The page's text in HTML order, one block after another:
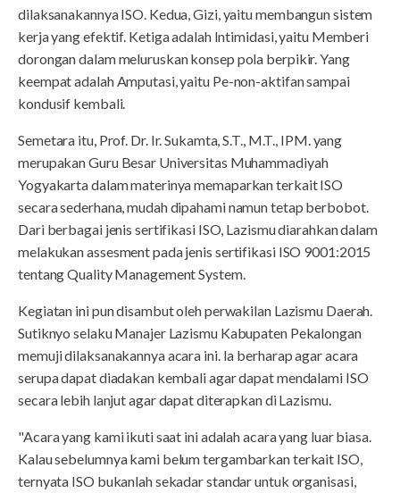
dilaksanakannya ISO. Kedua, Gizi, yaitu membangun sistem
kerja yang efektif. Ketiga adalah Intimidasi, yaitu Memberi
dorongan dalam meluruskan konsep pola berpikir. Yang
keempat adalah Amputasi, yaitu Pe-non-aktifan sampai
kondusif kembali.
Semetara itu, Prof. Dr. Ir. Sukamta, S.T., M.T., IPM. yang
merupakan Guru Besar Universitas Muhammadiyah
Yogyakarta dalam materinya memaparkan terkait ISO
secara sederhana, mudah dipahami namun tetap berbobot.
Dari berbagai jenis sertifikasi ISO, Lazismu diarahkan dalam
melakukan assesment pada jenis sertifikasi ISO 9001:2015
tentang Quality Management System.
Kegiatan ini pun disambut oleh perwakilan Lazismu Daerah.
Sutiknyo selaku Manajer Lazismu Kabupaten Pekalongan
memuji dilaksanakannya acara ini. Ia berharap agar acara
serupa dapat diadakan kembali agar dapat mendalami ISO
secara lebih lanjut agar dapat diterapkan di Lazismu.
"Acara yang kami ikuti saat ini adalah acara yang luar biasa.
Kalau sebelumnya kami belum tergambarkan terkait ISO,
ternyata ISO bukanlah sekadar standar untuk organisasi,